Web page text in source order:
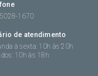
1670
de atendimento
à sexta: 10h às 20h
10h às 18h